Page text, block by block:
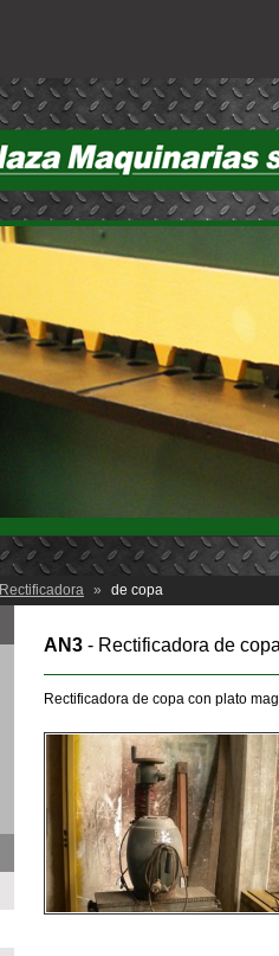
Rectificadora » de copa
AN3 - Rectificadora de
Rectificadora de copa con plato